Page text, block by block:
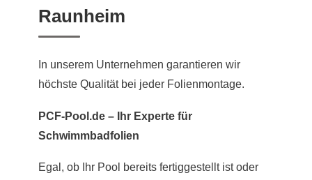
Raunheim
In unserem Unternehmen garantieren wir
höchste Qualität bei jeder Folienmontage.
PCF-Pool.de – Ihr Experte für
Schwimmbadfolien
Egal, ob Ihr Pool bereits fertiggestellt ist oder